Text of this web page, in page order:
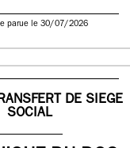
parue le 30/07/2026
DE SIEGE
SOCIAL